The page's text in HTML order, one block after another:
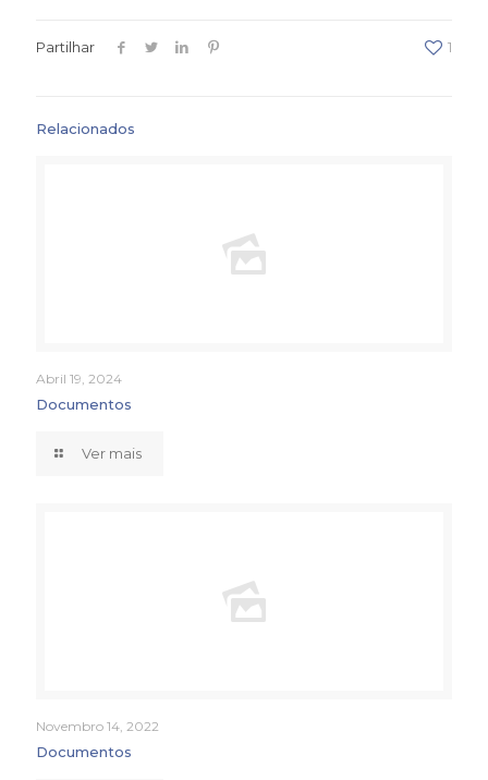
Partilhar 1
Relacionados
Abril 19, 2024
Documentos
Ver mais
Novembro 14, 2022
Documentos